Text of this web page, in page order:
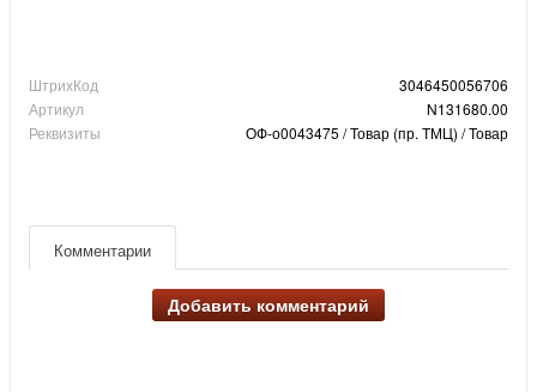
ШтрихКод
3046450056706
Артикул
N131680.00
Реквизиты
ОФ-о0043475 / Товар (пр. ТМЦ) / Товар
Комментарии
Добавить комментарий